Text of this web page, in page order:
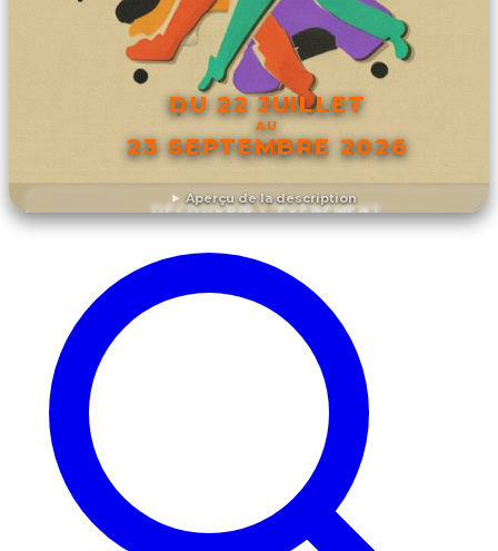
Aperçu de la description
DU 22 JUILLET
AU
23 SEPTEMBRE 2026
DÉCOUVRIR L'ÉVÉNEMENT